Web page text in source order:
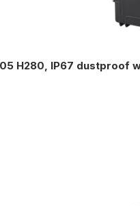
H280, IP67 dustproof